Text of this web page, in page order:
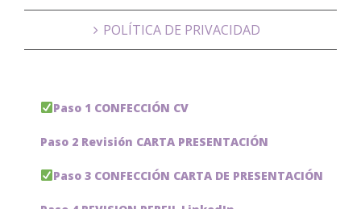
POLÍTICA DE PRIVACIDAD
Paso 1 CONFECCIÓN CV
Paso 2 Revisión CARTA PRESENTACIÓN
Paso 3 CONFECCIÓN CARTA DE PRESENTACIÓN